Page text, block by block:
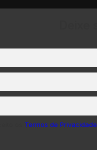
Termos de Privacidade